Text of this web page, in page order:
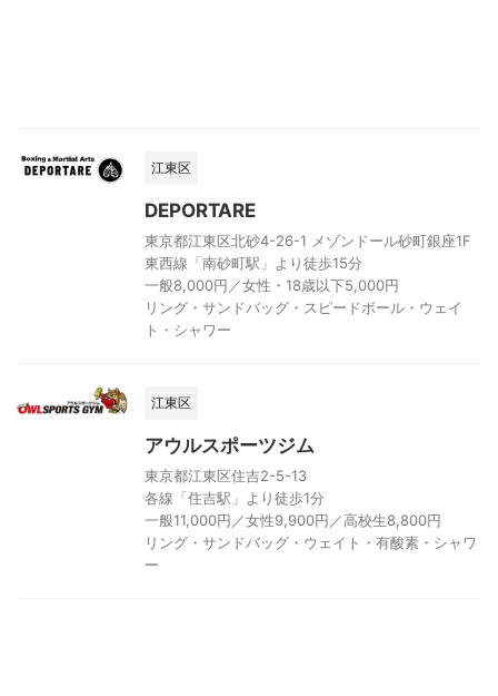
江東区
DEPORTARE
東京都江東区北砂4-26-1 メゾンドール砂町銀座1F
東西線「南砂町駅」より徒歩15分
一般8,000円／女性・18歳以下5,000円
リング・サンドバッグ・スピードボール・ウェイ
ト・シャワー
江東区
アウルスポーツジム
東京都江東区住吉2-5-13
各線「住吉駅」より徒歩1分
一般11,000円／女性9,900円／高校生8,800円
リング・サンドバッグ・ウェイト・有酸素・シャワ
ー